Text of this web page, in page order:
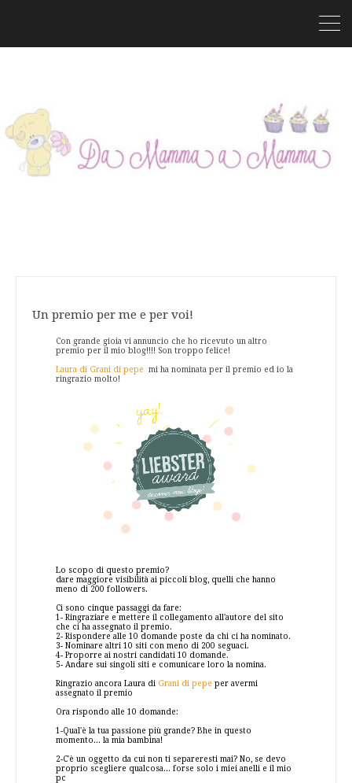
Un premio per me e per voi!
Con grande gioia vi annuncio che ho ricevuto un altro
premio per il mio blog!!!! Son troppo felice!
Laura di Grani di pepe mi ha nominata per il premio ed io la
ringrazio molto!
Lo scopo di questo premio?
dare maggiore visibilità ai piccoli blog, quelli che hanno
meno di 200 followers.
Ci sono cinque passaggi da fare:
1- Ringraziare e mettere il collegamento all'autore del sito
che ci ha assegnato il premio.
2- Rispondere alle 10 domande poste da chi ci ha nominato.
3- Nominare altri 10 siti con meno di 200 seguaci.
4- Proporre ai nostri candidati 10 domande.
5- Andare sui singoli siti e comunicare loro la nomina.
Ringrazio ancora Laura di Grani di pepe per avermi
assegnato il premio
Ora rispondo alle 10 domande:
1-Qual'è la tua passione più grande? Bhe in questo
momento... la mia bambina!
2-C'è un oggetto da cui non ti separeresti mai? No, se devo
proprio scegliere qualcosa... forse solo i miei anelli e il mio
pc